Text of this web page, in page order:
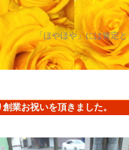
「ほやほや」には肯定
業お祝いを頂きました。